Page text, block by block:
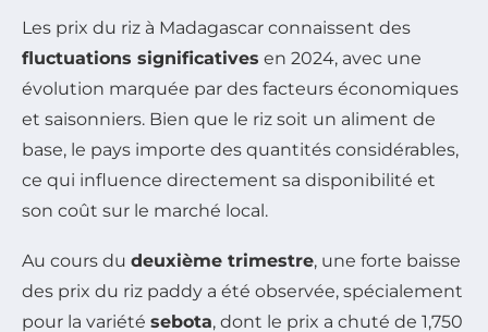
Les prix du riz à Madagascar connaissent des
fluctuations significatives en 2024, avec une
évolution marquée par des facteurs économiques
et saisonniers. Bien que le riz soit un aliment de
base, le pays importe des quantités considérables,
ce qui influence directement sa disponibilité et
son coût sur le marché local.
Au cours du deuxième trimestre, une forte baisse
des prix du riz paddy a été observée, spécialement
pour la variété sebota, dont le prix a chuté de 1,750